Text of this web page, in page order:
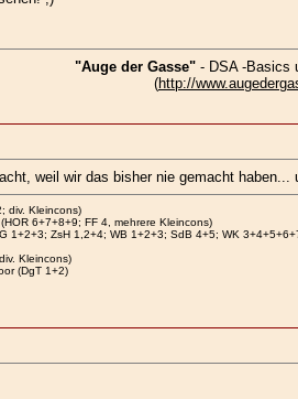
"Auge der Gasse"- DSA -Basics
(http://
weil wir das bisher nie gemacht
div. Kleincons)
6+7+8+9; FF 4, mehrere Kleincons)
1+2+3; ZsH 1,2+4; WB 1+2+3; SdB 4+5; WK
Kleincons)
(DgT 1+2)